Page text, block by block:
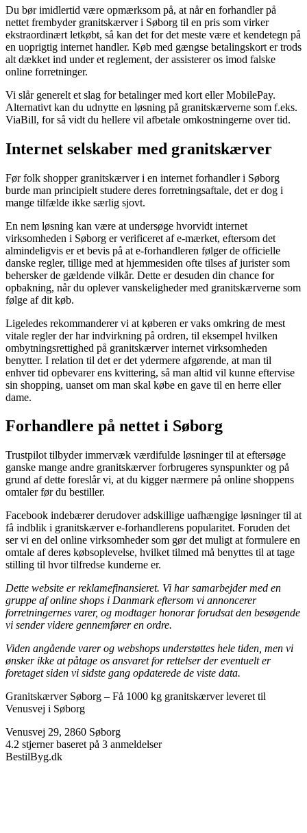
Du bør imidlertid være opmærksom på, at når en forhandler på
nettet frembyder granitskærver i Søborg til en pris som virker
ekstraordinært letkøbt, så kan det for det meste være et kendetegn på
en uoprigtig internet handler. Køb med gængse betalingskort er trods
alt dækket ind under et reglement, der assisterer os imod falske
online forretninger.
Vi slår generelt et slag for betalinger med kort eller MobilePay.
Alternativt kan du udnytte en løsning på granitskærverne som f.eks.
ViaBill, for så vidt du hellere vil afbetale omkostningerne over tid.
Internet selskaber med granitskærver
Før folk shopper granitskærver i en internet forhandler i Søborg
burde man principielt studere deres forretningsaftale, det er dog i
mange tilfælde ikke særlig sjovt.
En nem løsning kan være at undersøge hvorvidt internet
virksomheden i Søborg er verificeret af e-mærket, eftersom det
almindeligvis er et bevis på at e-forhandleren følger de officielle
danske regler, tillige med at hjemmesiden ofte tilses af jurister som
behersker de gældende vilkår. Dette er desuden din chance for
opbakning, når du oplever vanskeligheder med granitskærverne som
følge af dit køb.
Ligeledes rekommanderer vi at køberen er vaks omkring de mest
vitale regler der har indvirkning på ordren, til eksempel hvilken
ombytningsrettighed på granitskærver internet virksomheden
benytter. I relation til det er det ydermere afgørende, at man til
enhver tid opbevarer ens kvittering, så man altid vil kunne eftervise
sin shopping, uanset om man skal købe en gave til en herre eller
dame.
Forhandlere på nettet i Søborg
Trustpilot tilbyder immervæk værdifulde løsninger til at eftersøge
ganske mange andre granitskærver forbrugeres synspunkter og på
grund af dette foreslår vi, at du kigger nærmere på online shoppens
omtaler før du bestiller.
Facebook indebærer derudover adskillige uafhængige løsninger til at
få indblik i granitskærver e-forhandlerens popularitet. Foruden det
ser vi en del online virksomheder som gør det muligt at formulere en
omtale af deres købsoplevelse, hvilket tilmed må benyttes til at tage
stilling til hvor tilfredse kunderne er.
Dette website er reklamefinansieret. Vi har samarbejder med en
gruppe af online shops i Danmark eftersom vi annoncerer
forretningernes varer, og modtager honorar forudsat den besøgende
vi sender videre gennemfører en ordre.
Viden angående varer og webshops understøttes hele tiden, men vi
ønsker ikke at påtage os ansvaret for rettelser der eventuelt er
foretaget siden vi sidste gang opdaterede de viste data.
Granitskærver Søborg – Få 1000 kg granitskærver leveret til
Venusvej i Søborg
Venusvej 29, 2860 Søborg
4.2 stjerner baseret på 3 anmeldelser
BestilByg.dk